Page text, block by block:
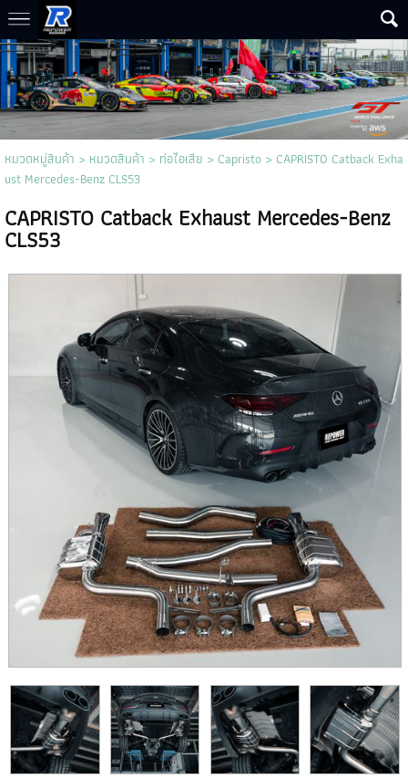
หมวดหมู่สินค้า > หมวดสินค้า > ท่อไอเสีย >Capristo> CAPRISTO Catback Exha
ust Mercedes-Benz CLS53
CAPRISTO Catback Exhaust Mercedes-Benz
CLS53